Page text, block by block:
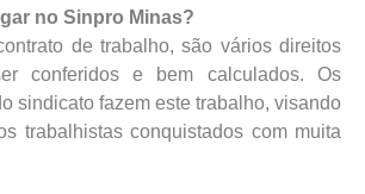
no Sinpro Minas?
de trabalho, são vários direitos
conferidos e bem calculados. Os
sindicato fazem este trabalho, visando
trabalhistas conquistados com muita